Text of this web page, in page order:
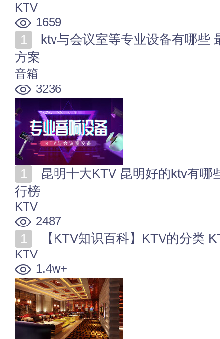
KTV
1659
方案
音箱
3236
行榜
KTV
2487
【KTV知识百科】KTV的分类
KTV
1.4w+